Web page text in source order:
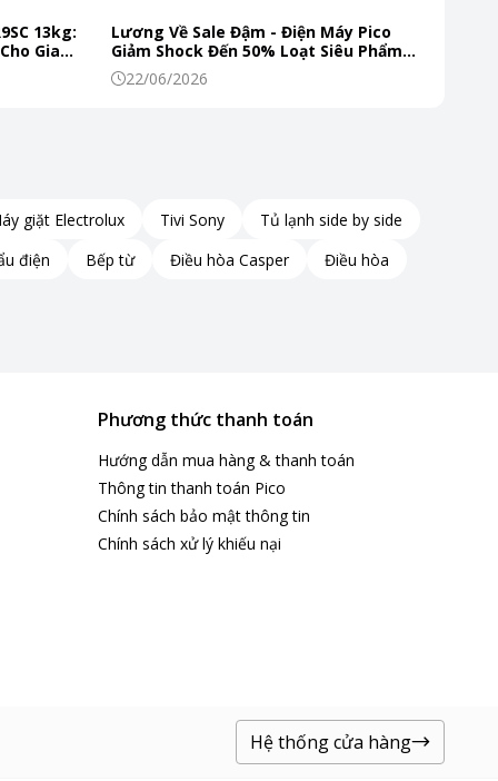
một cách nhanh chóng,
13kg:
Gia
Lương Về Sale Đậm - Điện Máy Pico
Giảm Shock Đến 50% Loạt Siêu Phẩm
Mùa Hè
22/06/2026
giặt Electrolux Tivi Sony
Tủ lạnh side by side
điện Bếp từ Điều hòa Casper
Điều hòa
Phương thức thanh toán
Hướng dẫn mua hàng & thanh toán
Thông tin thanh toán Pico
Chính sách bảo mật thông tin
Chính sách xử lý khiếu nại
Hệ thống cửa hàng